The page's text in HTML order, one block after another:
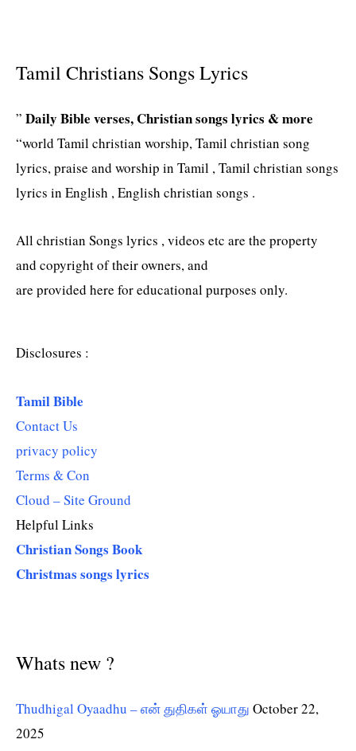
Tamil Christians Songs Lyrics
” Daily Bible verses, Christian songs lyrics & more
“world Tamil christian worship, Tamil christian song
lyrics, praise and worship in Tamil , Tamil christian songs
lyrics in English , English christian songs .
All christian Songs lyrics , videos etc are the property
and copyright of their owners, and
are provided here for educational purposes only.
Disclosures :
Tamil Bible
Contact Us
privacy policy
Terms & Con
Cloud – Site Ground
Helpful Links
Christian Songs Book
Christmas songs lyrics
Whats new ?
Thudhigal Oyaadhu – என் துதிகள் ஓயாது October 22,
2025